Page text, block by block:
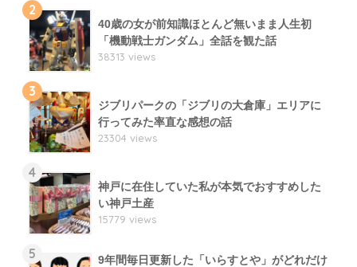
2
40歳の女が前知識ほとんど無いまま人生初
「機動戦士ガンダム」全話を観た話
38313 views
3
ジブリパークの「ジブリの大倉庫」エリアに
行ってみた率直な感想の話
23304 views
4
神戸に在住していた私が本気でおすすめした
い神戸土産
15779 views
5
9年間毎日更新した「いらすとや」がどれだけ